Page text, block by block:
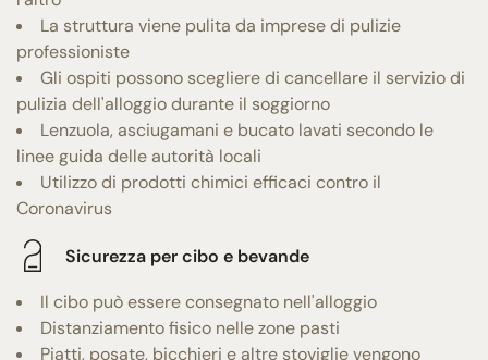
La struttura viene pulita da imprese di pulizie
professioniste
Gli ospiti possono scegliere di cancellare il servizio di
pulizia dell'alloggio durante il soggiorno
Lenzuola, asciugamani e bucato lavati secondo le
linee guida delle autorità locali
Utilizzo di prodotti chimici efficaci contro il
Coronavirus
Sicurezza per cibo e bevande
Il cibo può essere consegnato nell'alloggio
Distanziamento fisico nelle zone pasti
Piatti, posate, bicchieri e altre stoviglie vengono